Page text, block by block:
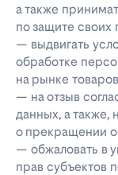
а также
по защите своих
— выдвигать
обработке
на рынке
— на отзыв
данных, а также,
о прекращении
— обжаловать в
прав субъектов